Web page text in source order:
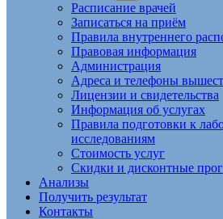
Расписание врачей
Записаться на приём
Правила внутреннего
Правовая информация
Администрация
Адреса и телефоны
Лицензии и свидетельства
Информация об услугах
Правила подготовки к
исследованиям
Стоимость услуг
Скидки и дисконтные
Анализы
Получить результат
Контакты